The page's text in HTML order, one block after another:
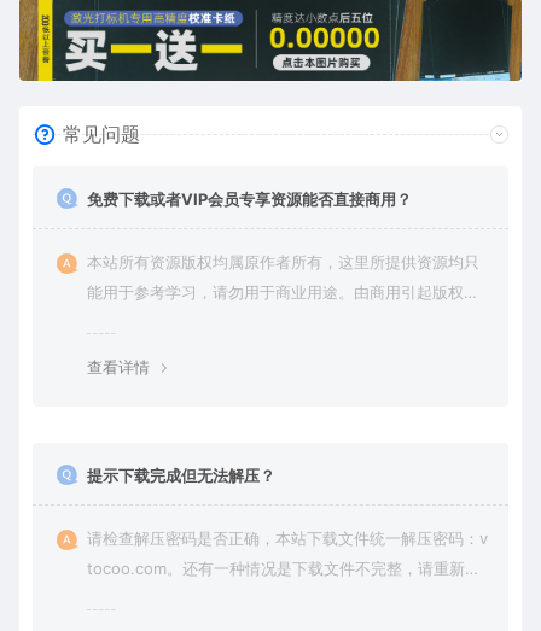
常见问题
免费下载或者VIP会员专享资源能否直接商用？
本站所有资源版权均属原作者所有，这里所提供资源均只
能用于参考学习，请勿用于商业用途。由商用引起版权纠
查看详情
提示下载完成但无法解压？
请检查解压密码是否正确，本站下载文件统一解压密码：v
tocoo.com。还有一种情况是下载文件不完整，请重新下